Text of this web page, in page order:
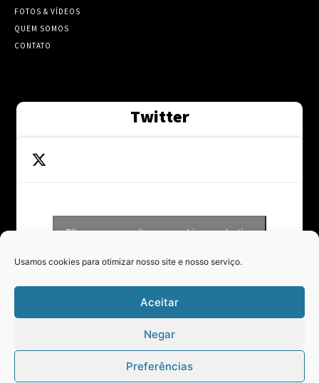
Usamos cookies para otimizar nosso site e nosso serviço.
Aceitar
Negar
Preferências
FOTOS & VÍDEOS
QUEM SOMOS
CONTATO
Twitter
Clique para aceitar os cookies marketing